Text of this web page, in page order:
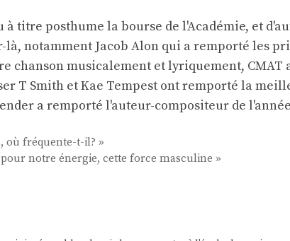
titre posthume la bourse de l'Académie, et
notamment Jacob Alon qui a remporté les
chanson musicalement et lyriquement, CMAT
T Smith et Kae Tempest ont remporté la
a remporté l'auteur-compositeur de
où fréquente-t-il? »
notre énergie, cette force masculine »